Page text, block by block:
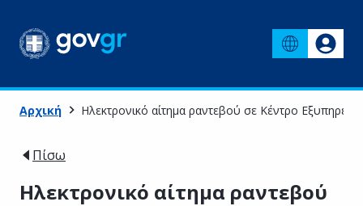
Αρχική Ηλεκτρονικό αίτημα ραντεβού σε Κέντρο
Πίσω
Ηλεκτρονικό αίτημα ραντεβού